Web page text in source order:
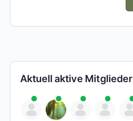
Aktuell aktive Mitglieder